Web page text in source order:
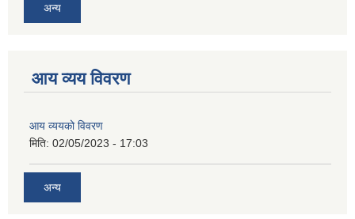
अन्य
आय व्यय विवरण
आय व्ययको विवरण
मिति: 02/05/2023 - 17:03
अन्य